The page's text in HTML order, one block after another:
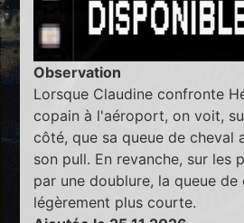
Observation
Lorsque Claudine confronte
copain à l'aéroport, on voit,
côté, que sa queue de cheval
son pull. En revanche, sur les
par une doublure, la queue de
légèrement plus courte.